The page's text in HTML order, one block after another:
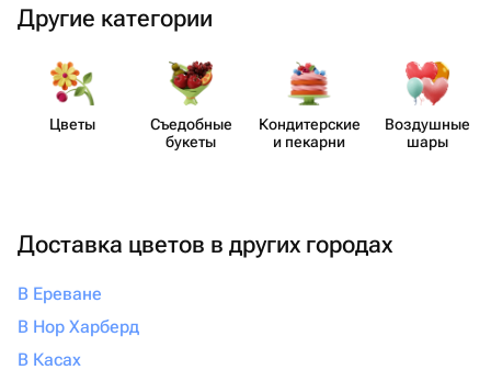
Другие категории
Цветы
Съедобные
букеты
Кондит​ерские
и пекарни
Воздушные
шары
Доставка цветов в других городах
В Ереване
В Нор Харберд
В Касах